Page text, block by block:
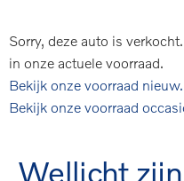
Sorry, deze auto is
in onze actuele voorraad.
Bekijk onze voorraad nieuw.
Bekijk onze voorraad
Wellicht